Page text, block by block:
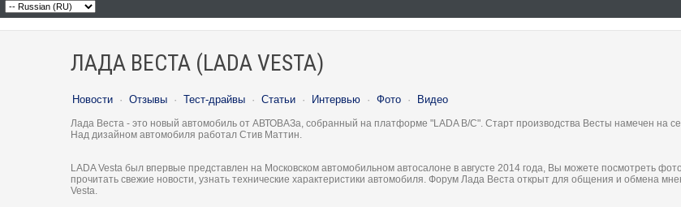
ЛАДА ВЕСТА (LADA VESTA)
Новости · Отзывы · Тест-драйвы · Статьи · Интервью · Фото · Видео
Лада Веста - это новый автомобиль от АВТОВАЗа, собранный на платформе "LADA B/C". Старт производства Весты намечен на
Над дизайном автомобиля работал Стив Маттин.
LADA Vesta был впервые представлен на Московском автомобильном автосалоне в августе 2014 года, Вы можете посмотреть
прочитать свежие новости, узнать технические характеристики автомобиля. Форум Лада Веста открыт для общения и обмена
Vesta.